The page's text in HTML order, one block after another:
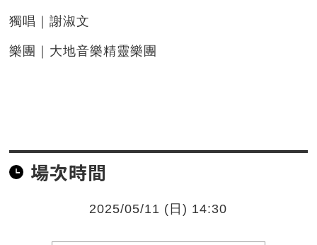
獨唱｜謝淑文
樂團｜大地音樂精靈樂團
場次時間
2025/05/11 (日) 14:30